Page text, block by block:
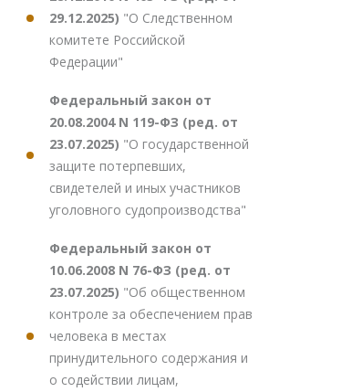
29.12.2025) "О Следственном
комитете Российской
Федерации"
Федеральный закон от
20.08.2004 N 119-ФЗ (ред. от
23.07.2025) "О государственной
защите потерпевших,
свидетелей и иных участников
уголовного судопроизводства"
Федеральный закон от
10.06.2008 N 76-ФЗ (ред. от
23.07.2025) "Об общественном
контроле за обеспечением прав
человека в местах
принудительного содержания и
о содействии лицам,